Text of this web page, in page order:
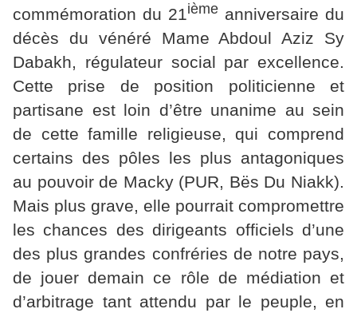
commémoration du 21ième anniversaire du
décès du vénéré Mame Abdoul Aziz Sy
Dabakh, régulateur social par excellence.
Cette prise de position politicienne et
partisane est loin d’être unanime au sein
de cette famille religieuse, qui comprend
certains des pôles les plus antagoniques
au pouvoir de Macky (PUR, Bës Du Niakk).
Mais plus grave, elle pourrait compromettre
les chances des dirigeants officiels d’une
des plus grandes confréries de notre pays,
de jouer demain ce rôle de médiation et
d’arbitrage tant attendu par le peuple, en